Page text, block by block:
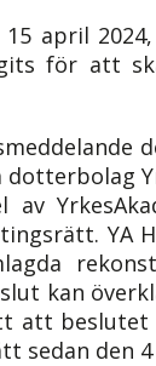
april
för att
dotterbolag
kan
att
sedan